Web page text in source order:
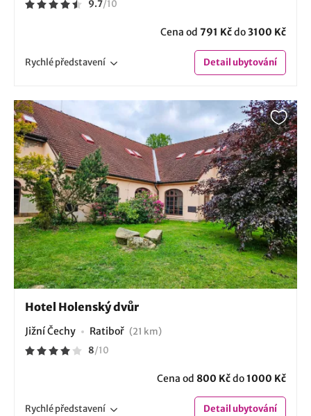
9.7/10
Cena od 791 Kčdo3100 Kč
Rychlépředstavení Detailubytování
Hotel Holenský dvůr
Jižní Čechy Ratiboř (21 km)
8/10
Cena od 800 Kčdo1000 Kč
Rychlépředstavení Detailubytování